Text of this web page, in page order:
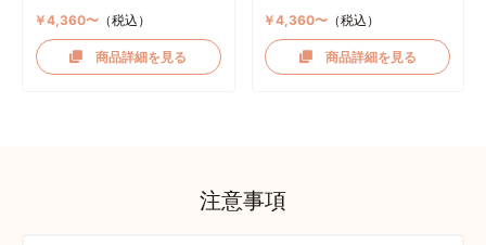
￥4,360〜（税込）
商品詳細を見る
￥4,360〜 （税込）
商品詳細を見る
注意事項